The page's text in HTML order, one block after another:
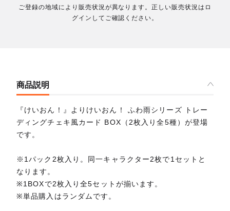
ご登録の地域により販売状況が異なります。正しい販売状況はロ
グインしてご確認ください。
商品説明
『けいおん！』よりけいおん！ ふわ雨シリーズ トレー
ディングチェキ風カード BOX（2枚入り全5種）が登場
です。
※1パック2枚入り。同一キャラクター2枚で1セットと
なります。
※1BOXで2枚入り全5セットが揃います。
※単品購入はランダムです。